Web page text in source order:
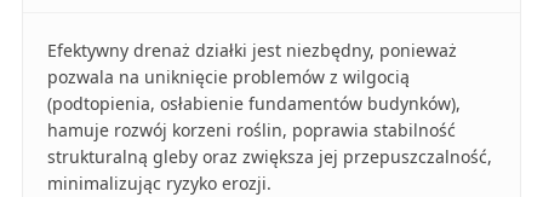
Efektywny drenaż działki jest niezbędny, ponieważ
pozwala na uniknięcie problemów z wilgocią
(podtopienia, osłabienie fundamentów budynków),
hamuje rozwój korzeni roślin, poprawia stabilność
strukturalną gleby oraz zwiększa jej przepuszczalność,
minimalizując ryzyko erozji.